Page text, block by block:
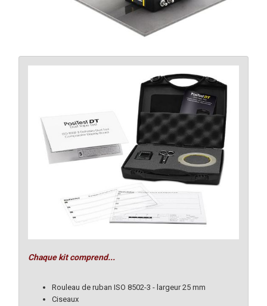
Chaque kit comprend...
Rouleau de ruban ISO 8502-3 - largeur 25 mm
Ciseaux